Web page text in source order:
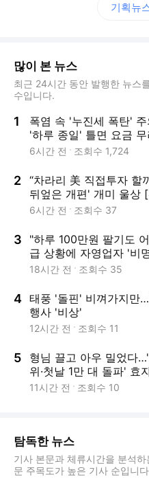
기획뉴
많이 본 뉴스
최근 24시간 동안 발행한 뉴스
수입니다.
1
폭염 속 '누진세 폭탄'
'하루 종일' 틀면 요금 무
6시간 전 조회수 1,724
2 “차라리 美 직접투자 할
뒤엎은 개편' 개미 울상
6시간 전 조회수 37
3
"하루 100만원 팔기도
급 상황에 자영업자 '비
18시간 전 조회수 35
4 태풍 '돌핀' 비껴가지만
행사 '비상'
12시간 전 조회수 11
5
형님 끌고 아우 밀었다
위·첫날 1만 대 돌파' 효
11시간 전 조회수 10
탐독한 뉴스
기사 본문과 체류시간을 분석
문 주목도가 높은 기사 순입니